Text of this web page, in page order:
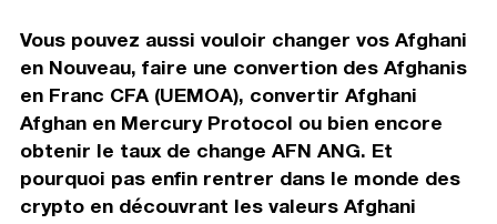
Vous pouvez aussi vouloir changer vos Afghani
en Nouveau, faire une convertion des Afghanis
en Franc CFA (UEMOA), convertir Afghani
Afghan en Mercury Protocol ou bien encore
obtenir le taux de change AFN ANG. Et
pourquoi pas enfin rentrer dans le monde des
crypto en découvrant les valeurs Afghani